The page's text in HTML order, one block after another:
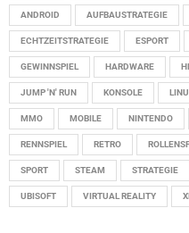
ANDROID AUFBAUSTRATEGIE
ECHTZEITSTRATEGIE ESPORT
GEWINNSPIEL HARDWARE
JUMP 'N' RUN KONSOLE
MMO MOBILE NINTENDO
RENNSPIEL RETRO
SPORT STEAM STRATEGIE
UBISOFT VIRTUAL REALITY